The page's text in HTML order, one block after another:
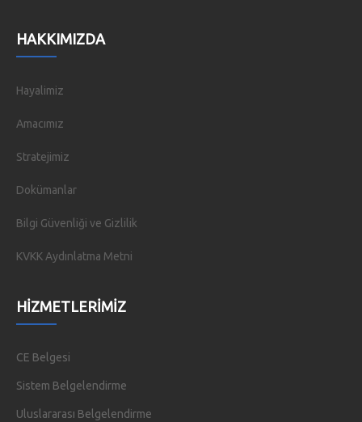
HAKKIMIZDA
Hayalimiz
Amacımız
Stratejimiz
Dokümanlar
Bilgi Güvenliği ve Gizlilik
KVKK Aydınlatma Metni
HIZMETLERIMIZ
CE Belgesi
Sistem Belgelendirme
Uluslararası Belgelendirme